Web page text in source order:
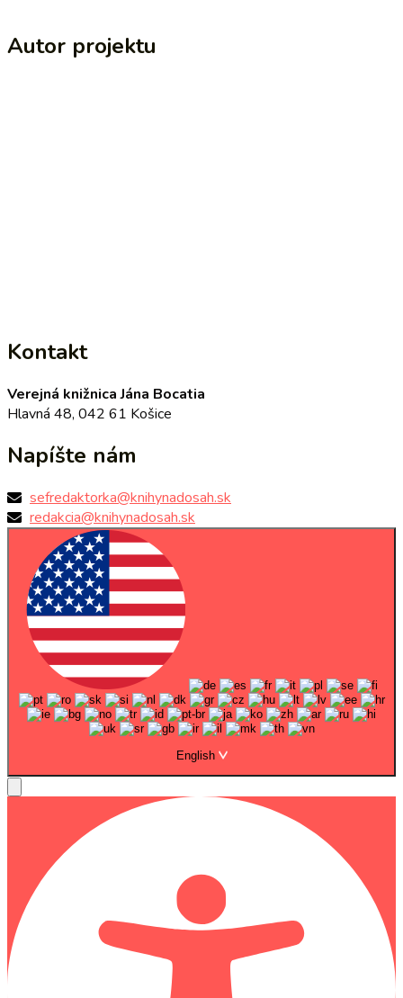
Autor projektu
Kontakt
Verejná knižnica Jána Bocatia
Hlavná 48, 042 61 Košice
Napíšte nám
sefredaktorka@knihynadosah.sk
redakcia@knihynadosah.sk
English